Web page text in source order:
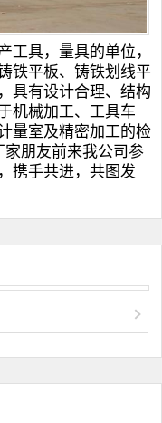
工具，量具的单位，
铁平板、 铸铁划线平
具有设计合理、结构
机械加工、工具车
量室及精密加工的检
朋友前来我公司参
携手共进，共图发